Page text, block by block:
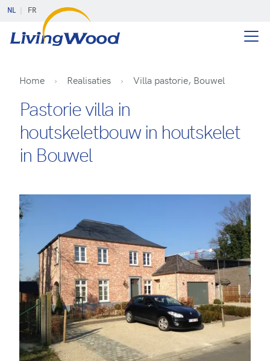
NL FR
Home Realisaties Villa pastorie, Bouwel
Pastorie villa in
houtskeletbouw in houtskelet
in Bouwel